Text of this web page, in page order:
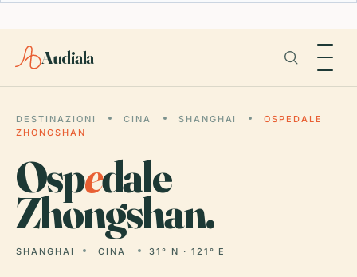
Audiala
DESTINAZIONI CINA SHANGHAI
OSPEDALE
ZHONGSHAN
Ospedale
Zhongshan.
SHANGHAI CINA 31° N · 121° E